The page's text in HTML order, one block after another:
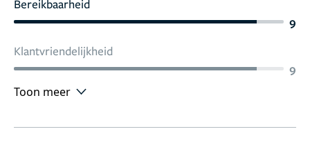
Bereikbaarheid
9
Klantvriendelijkheid
9
Toon meer